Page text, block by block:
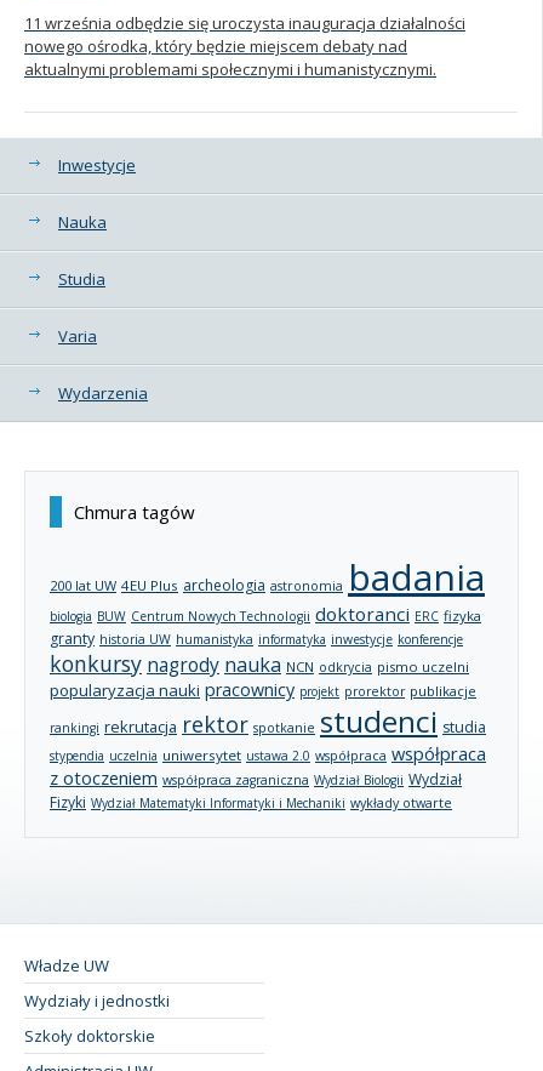
11 września odbędzie się uroczysta inauguracja działalności
nowego ośrodka, który będzie miejscem debaty nad
aktualnymi problemami społecznymi i humanistycznymi.
Kategorie
Inwestycje
Nauka
Studia
Varia
Wydarzenia
Chmura tagów
200 lat UW 4EU Plus archeologia astronomia badania
biologia BUW Centrum Nowych Technologii doktoranci ERC fizyka
granty historia UW humanistyka informatyka inwestycje konferencje
konkursy nagrody nauka NCN odkrycia pismo uczelni
popularyzacja nauki pracownicy projekt prorektor publikacje
rankingi rekrutacja rektor spotkanie studenci studia
stypendia uczelnia uniwersytet ustawa 2.0 współpraca współpraca
z otoczeniem współpraca zagraniczna Wydział Biologii Wydział
Fizyki Wydział Matematyki Informatyki i Mechaniki wykłady otwarte
Władze UW
Wydziały i jednostki
Szkoły doktorskie